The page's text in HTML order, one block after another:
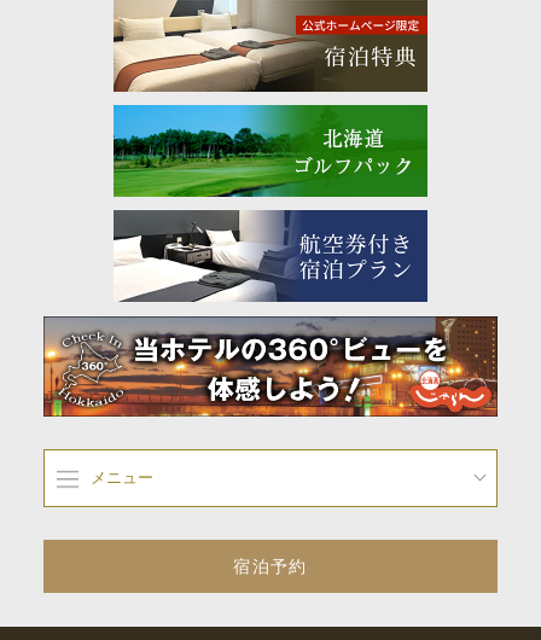
メニュー
宿泊予約